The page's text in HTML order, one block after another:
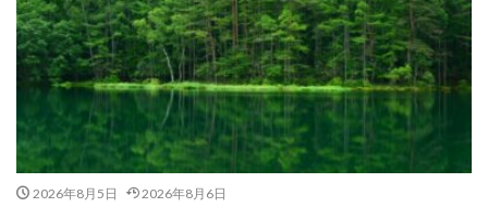
2026年8月5日 2026年8月6日